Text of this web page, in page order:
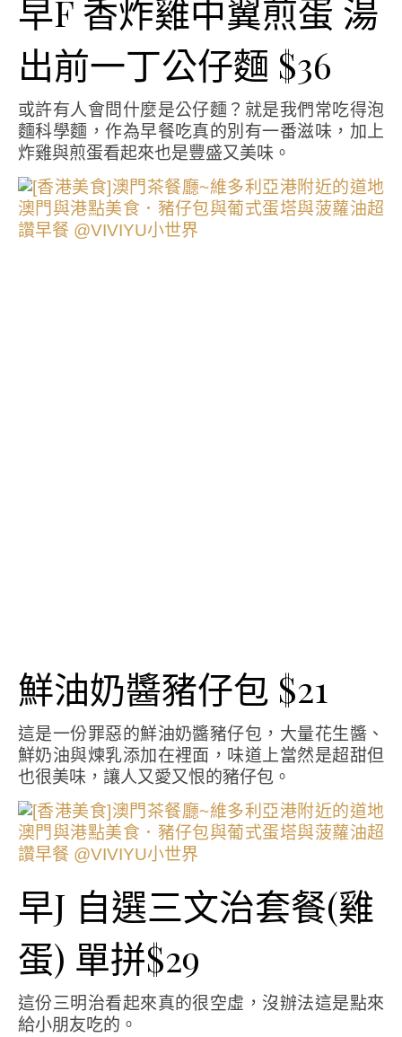
早F 香炸雞中翼煎蛋 湯
出前一丁公仔麵 $36
或許有人會問什麼是公仔麵？就是我們常吃得泡
麵科學麵，作為早餐吃真的別有一番滋味，加上
炸雞與煎蛋看起來也是豐盛又美味。
鮮油奶醬豬仔包 $21
這是一份罪惡的鮮油奶醬豬仔包，大量花生醬、
鮮奶油與煉乳添加在裡面，味道上當然是超甜但
也很美味，讓人又愛又恨的豬仔包。
早J 自選三文治套餐(雞
蛋) 單拼$29
這份三明治看起來真的很空虛，沒辦法這是點來
給小朋友吃的。